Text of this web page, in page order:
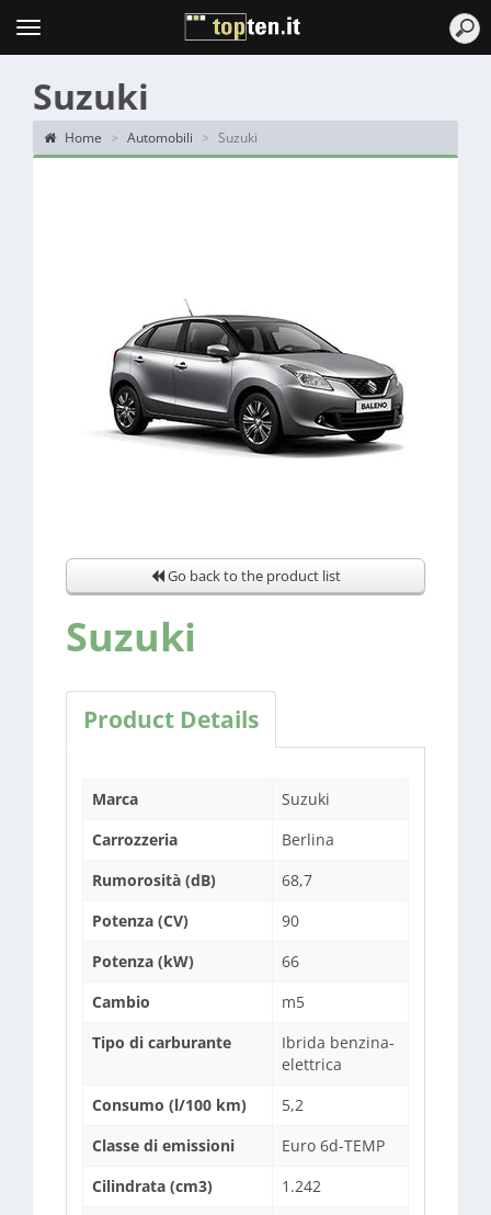
Topten
Menu
Suzuki
Home Automobili Suzuki
Go back to the product list
Suzuki
Product Details
Marca
Suzuki
Carrozzeria
Berlina
Rumorosità (dB)
68,7
Potenza (CV)
90
Potenza (kW)
66
Cambio
m5
Tipo di carburante
Ibrida benzina-
elettrica
Consumo (l/100 km)
5,2
Classe di emissioni
Euro 6d-TEMP
Cilindrata (cm3)
1.242